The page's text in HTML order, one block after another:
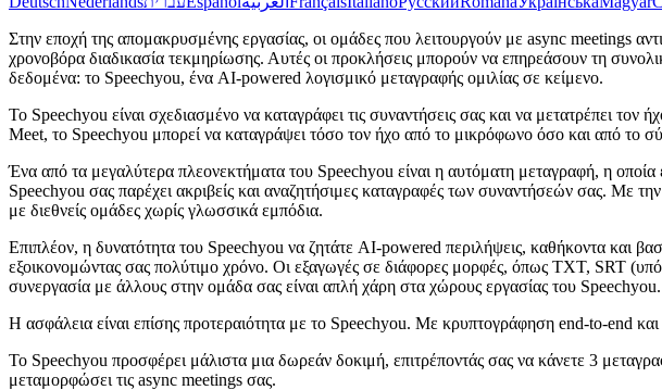
Στην εποχή της απομακρυσμένης εργασίας, οι ομάδες που λειτουργούν με async meetings
χρονοβόρα διαδικασία τεκμηρίωσης. Αυτές οι προκλήσεις μπορούν να επηρεάσουν τη
δεδομένα: το Speechyou, ένα AI-powered λογισμικό μεταγραφής ομιλίας σε κείμενο.
Το Speechyou είναι σχεδιασμένο να καταγράφει τις συναντήσεις σας και να μετατρέπει
Meet, το Speechyou μπορεί να καταγράψει τόσο τον ήχο από το μικρόφωνο όσο και από το
Ένα από τα μεγαλύτερα πλεονεκτήματα του Speechyou είναι η αυτόματη μεταγραφή, η
Speechyou σας παρέχει ακριβείς και αναζητήσιμες καταγραφές των συναντήσεών σας. Με
με διεθνείς ομάδες χωρίς γλωσσικά εμπόδια.
Επιπλέον, η δυνατότητα του Speechyou να ζητάτε AI-powered περιλήψεις, καθήκοντα και
εξοικονομώντας σας πολύτιμο χρόνο. Οι εξαγωγές σε διάφορες μορφές, όπως TXT, SRT
συνεργασία με άλλους στην ομάδα σας είναι απλή χάρη στα χώρους εργασίας του Speechyou.
Η ασφάλεια είναι επίσης προτεραιότητα με το Speechyou. Με κρυπτογράφηση end-to-end
Το Speechyou προσφέρει μάλιστα μια δωρεάν δοκιμή, επιτρέποντάς σας να κάνετε 3
μεταμορφώσει τις async meetings σας.